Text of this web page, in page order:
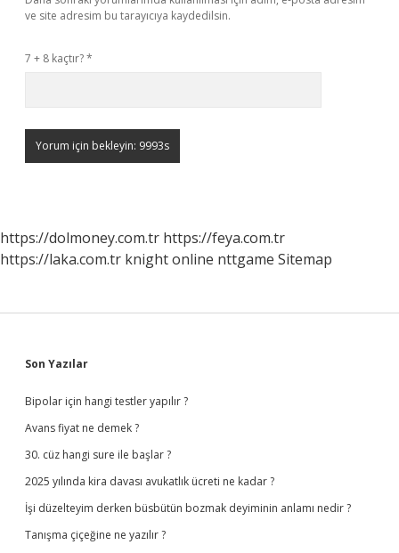
ve site adresim bu tarayıcıya kaydedilsin.
7 + 8 kaçtır?*
https://dolmoney.com.tr https://feya.com.tr
https://laka.com.tr knight online nttgame Sitemap
Sidebar
Son Yazılar
Bipolar için hangi testler yapılır ?
Avans fiyat ne demek ?
30. cüz hangi sure ile başlar ?
2025 yılında kira davası avukatlık ücreti ne kadar ?
İşi düzelteyim derken büsbütün bozmak deyiminin anlamı nedir ?
Tanışma çiçeğine ne yazılır ?